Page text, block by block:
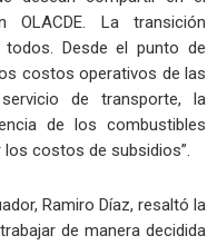
La transición
Desde el punto de
costos operativos de las
de transporte, la
de los combustibles
costos de subsidios”.
Ramiro Díaz, resaltó la
de manera decidida